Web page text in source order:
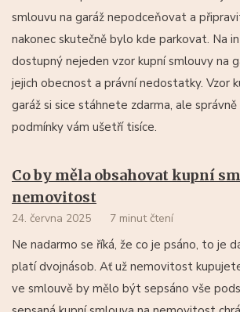
smlouvu na garáž nepodceňovat a
nakonec skutečně bylo kde parkovat. Na
dostupný nejeden vzor kupní smlouvy na
jejich obecnost a právní nedostatky. Vzor
garáž si sice stáhnete zdarma, ale
podmínky vám ušetří tisíce.
Co by měla obsahovat kupní
nemovitost
24. června 2025 7 minut čtení
Ne nadarmo se říká, že co je psáno, to je
platí dvojnásob. Ať už nemovitost
ve smlouvě by mělo být sepsáno vše